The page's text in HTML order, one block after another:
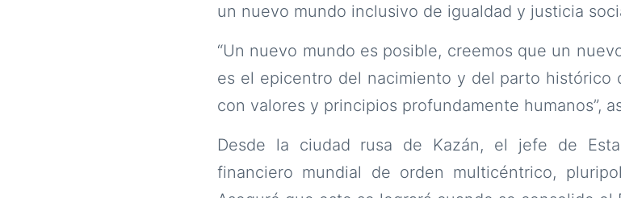
un nuevo mundo inclusivo de igualdad y justicia
“Un nuevo mundo es posible, creemos que un
es el epicentro del nacimiento y del parto histórico
con valores y principios profundamente humanos”,
Desde la ciudad rusa de Kazán, el jefe de
financiero mundial de orden multicéntrico,